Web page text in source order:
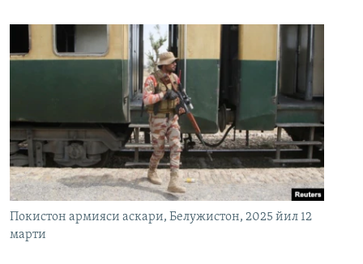
Покистон армияси аскари, Белужистон, 2025 йил 12
марти